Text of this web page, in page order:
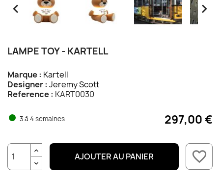
 
LAMPE TOY - KARTELL
Marque : Kartell
Designer : Jeremy Scott
Reference : KART0030
3 à 4 semaines 297,00 €
AJOUTER AU PANIER favorite_border